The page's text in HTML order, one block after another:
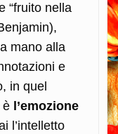
“fruito nella
mano alla
e
in quel
è l’emozione
l’intelletto